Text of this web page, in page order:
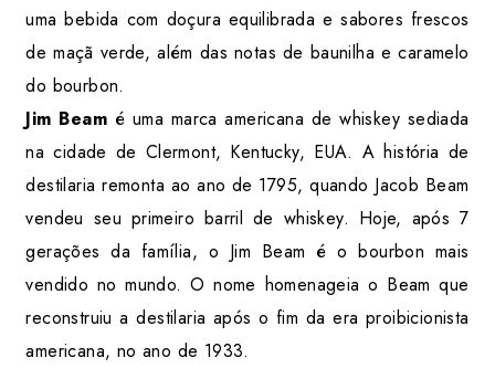
uma bebida com doçura equilibrada e sabores frescos
de maçã verde, além das notas de baunilha e caramelo
do bourbon.
Jim Beam é uma marca americana de whiskey sediada
na cidade de Clermont, Kentucky, EUA. A história de
destilaria remonta ao ano de 1795, quando Jacob Beam
vendeu seu primeiro barril de whiskey. Hoje, após 7
gerações da família, o Jim Beam é o bourbon mais
vendido no mundo. O nome homenageia o Beam que
reconstruiu a destilaria após o fim da era proibicionista
americana, no ano de 1933.